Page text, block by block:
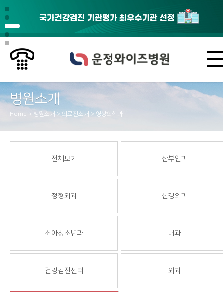
병원소개
Home > 병원소개 > 의료진소개 > 영상의학과
전체보기 산부인과
정형외과 신경외과
소아청소년과 내과
건강검진센터 외과